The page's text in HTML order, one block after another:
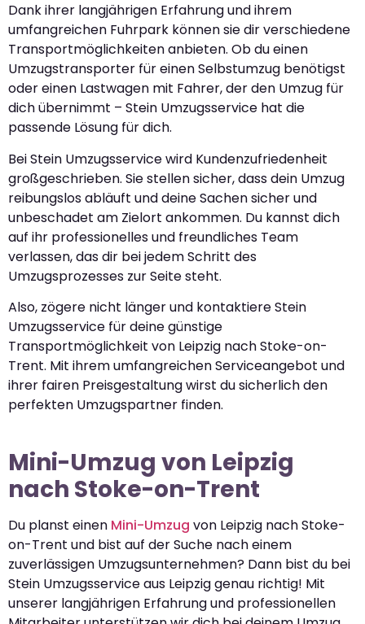
Dank ihrer langjährigen Erfahrung und ihrem
umfangreichen Fuhrpark können sie dir verschiedene
Transportmöglichkeiten anbieten. Ob du einen
Umzugstransporter für einen Selbstumzug benötigst
oder einen Lastwagen mit Fahrer, der den Umzug für
dich übernimmt – Stein Umzugsservice hat die
passende Lösung für dich.
Bei Stein Umzugsservice wird Kundenzufriedenheit
großgeschrieben. Sie stellen sicher, dass dein Umzug
reibungslos abläuft und deine Sachen sicher und
unbeschadet am Zielort ankommen. Du kannst dich
auf ihr professionelles und freundliches Team
verlassen, das dir bei jedem Schritt des
Umzugsprozesses zur Seite steht.
Also, zögere nicht länger und kontaktiere Stein
Umzugsservice für deine günstige
Transportmöglichkeit von Leipzig nach Stoke-on-
Trent. Mit ihrem umfangreichen Serviceangebot und
ihrer fairen Preisgestaltung wirst du sicherlich den
perfekten Umzugspartner finden.
Mini-Umzug von Leipzig
nach Stoke-on-Trent
Du planst einen Mini-Umzug von Leipzig nach Stoke-
on-Trent und bist auf der Suche nach einem
zuverlässigen Umzugsunternehmen? Dann bist du bei
Stein Umzugsservice aus Leipzig genau richtig! Mit
unserer langjährigen Erfahrung und professionellen